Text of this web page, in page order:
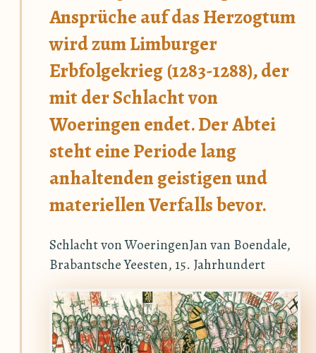
Ansprüche auf das Herzogtum
wird zum Limburger
Erbfolgekrieg (1283-1288), der
mit der Schlacht von
Woeringen endet. Der Abtei
steht eine Periode lang
anhaltenden geistigen und
materiellen Verfalls bevor.
Schlacht von WoeringenJan van Boendale,
Brabantsche Yeesten, 15. Jahrhundert